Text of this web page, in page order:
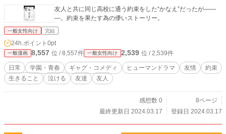
友人と共に同じ高校に通う約束をした“かなえ”だったが――
―。約束を果たす為の儚いストーリー。
一般女性向け 完結
24h.ポイント 0pt
一般漫画 8,557 位 / 8,557件 一般女性向け 2,539 位 / 2,539件
日常 学園・青春 ギャグ・コメディ ヒューマンドラマ 友情
約束
生きること
泣ける 友達 友人
感想数 0
8ページ
最終更新日 2024.03.17
登録日 2024.03.17